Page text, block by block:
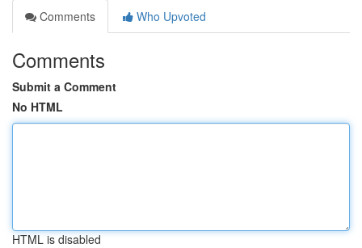
Comments
Who Upvoted
Comments
Submit a Comment
No HTML
HTML is disabled